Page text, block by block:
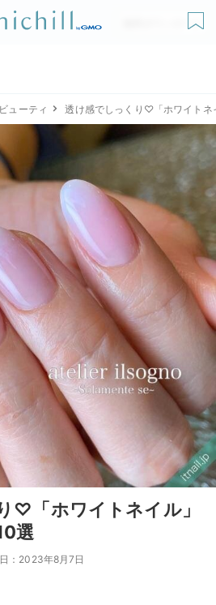
無料ダウンロード
ビューティ 透け感でしっくり♡「ホワイトネ
♡「ホワイトネイル」
選
：2023年8月7日